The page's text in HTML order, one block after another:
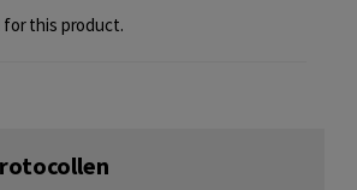
this product.